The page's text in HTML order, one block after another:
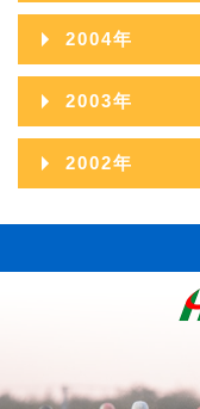
2014年01月
2013年02月
2013年01月
2012年03月
2012年02月
2012年01月
2011年05月
2011年03月
2011年02月
2010年06月
2010年05月
2010年03月
2009年07月
2009年06月
2009年05月
2009年03月
2008年08月
2008年07月
2008年06月
2008年05月
2008年01月
2007年09月
2007年08月
2007年07月
2007年02月
2006年11月
2006年10月
2006年09月
2006年08月
2005年12月
2005年11月
2005年10月
2005年09月
2005年08月
2005年07月
2004年
2004年12月
2004年11月
2004年10月
2004年06月
2003年
2003年12月
2003年07月
2002年